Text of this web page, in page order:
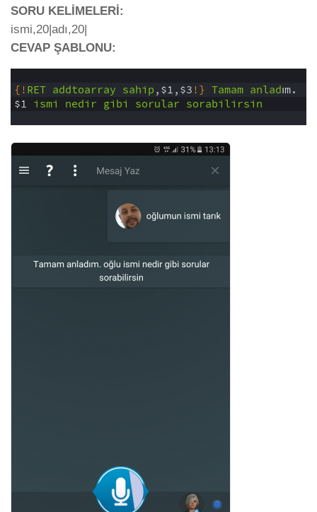
SORU KELİMELERİ:
ismi,20|adı,20|
CEVAP ŞABLONU:
{!RET addtoarray sahip,$1,$3!} Tamam anladım.
$1 ismi nedir gibi sorular sorabilirsin